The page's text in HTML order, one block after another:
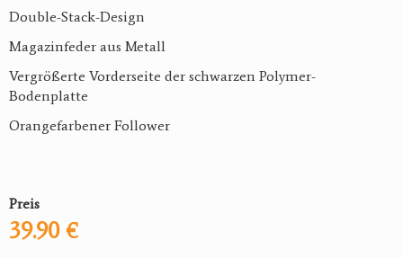
Double-Stack-Design
Magazinfeder aus Metall
Vergrößerte Vorderseite der schwarzen Polymer-
Bodenplatte
Orangefarbener Follower
Preis
39.90 €